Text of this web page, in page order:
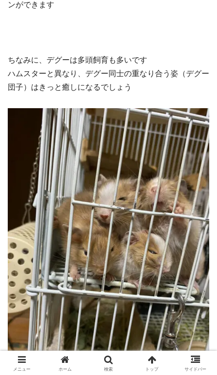
ンができます
ちなみに、デグーは多頭飼育も多いです
ハムスターと異なり、デグー同士の重なり合う姿（デグー
団子）はきっと癒しになるでしょう
メニュー ホーム 検索 トップ サイドバー